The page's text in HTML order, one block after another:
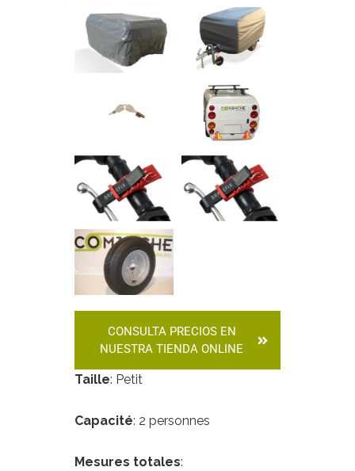
CONSULTA PRECIOS EN
NUESTRA TIENDA ONLINE
Taille: Petit
Capacité: 2 personnes
Mesures totales: